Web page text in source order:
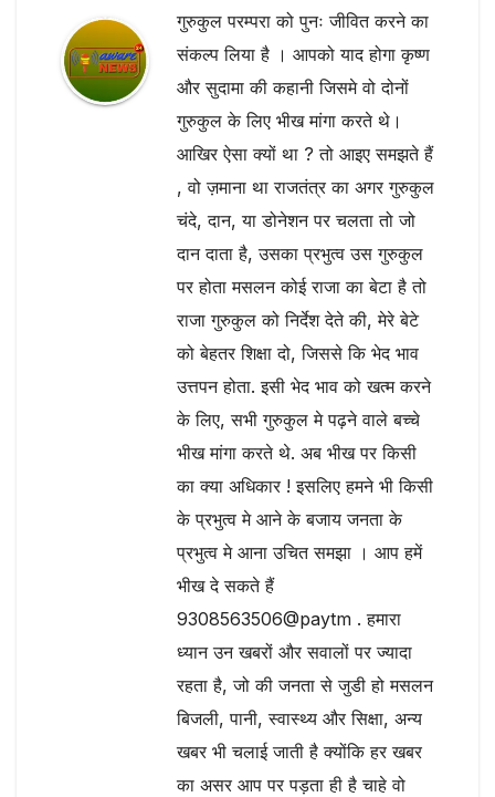
गुरुकुल परम्परा को पुनः जीवित करने का
संकल्प लिया है । आपको याद होगा कृष्ण
और सुदामा की कहानी जिसमे वो दोनों
गुरुकुल के लिए भीख मांगा करते थे।
आखिर ऐसा क्यों था ? तो आइए समझते हैं
, वो ज़माना था राजतंत्र का अगर गुरुकुल
चंदे, दान, या डोनेशन पर चलता तो जो
दान दाता है, उसका प्रभुत्व उस गुरुकुल
पर होता मसलन कोई राजा का बेटा है तो
राजा गुरुकुल को निर्देश देते की, मेरे बेटे
को बेहतर शिक्षा दो, जिससे कि भेद भाव
उत्तपन होता. इसी भेद भाव को खत्म करने
के लिए, सभी गुरुकुल मे पढ़ने वाले बच्चे
भीख मांगा करते थे. अब भीख पर किसी
का क्या अधिकार ! इसलिए हमने भी किसी
के प्रभुत्व मे आने के बजाय जनता के
प्रभुत्व मे आना उचित समझा । आप हमें
भीख दे सकते हैं
9308563506@paytm . हमारा
ध्यान उन खबरों और सवालों पर ज्यादा
रहता है, जो की जनता से जुडी हो मसलन
बिजली, पानी, स्वास्थ्य और सिक्षा, अन्य
खबर भी चलाई जाती है क्योंकि हर खबर
का असर आप पर पड़ता ही है चाहे वो